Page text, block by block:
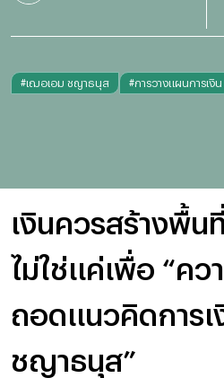
#เฌอเอม ชญาธนุส #การวางแผนการเงิน
เงินควรสร้างพื้น
ไม่ใช่แค่เพื่อ “คว
ถอดแนวคิดการเ
ชญาธนุส”